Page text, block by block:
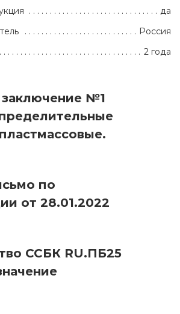
да
Россия
2 года
№1
по
от 28.01.2022
ССБК RU.ПБ25